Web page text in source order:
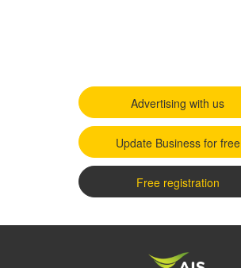
Advertising with us
Update Business for free
Free registration